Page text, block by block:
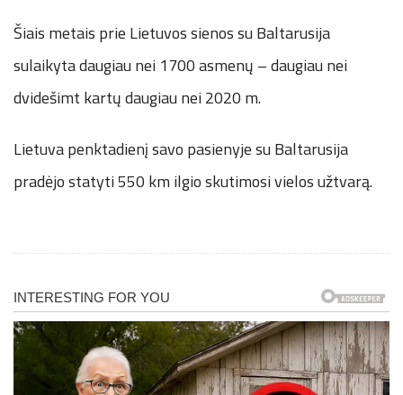
Šiais metais prie Lietuvos sienos su Baltarusija
sulaikyta daugiau nei 1700 asmenų – daugiau nei
dvidešimt kartų daugiau nei 2020 m.
Lietuva penktadienį savo pasienyje su Baltarusija
pradėjo statyti 550 km ilgio skutimosi vielos užtvarą.